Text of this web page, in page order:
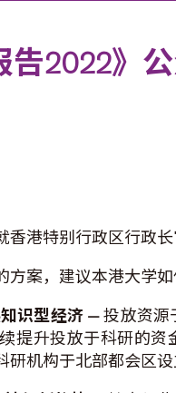
告2022》
港特别行政区行政
方案，建议本港大学
识型经济 —投放资源
提升投放于科研的
机构于北部都会区设